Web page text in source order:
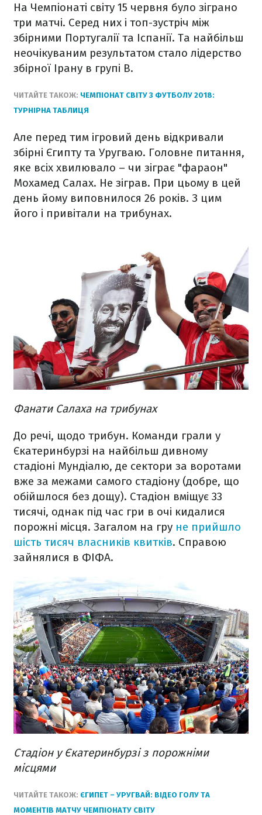
На Чемпіонаті світу 15 червня було зіграно
три матчі. Серед них і топ-зустріч між
збірними Португалії та Іспанії. Та найбільш
неочікуваним результатом стало лідерство
збірної Ірану в групі B.
ЧИТАЙТЕ ТАКОЖ: ЧЕМПІОНАТ СВІТУ З ФУТБОЛУ 2018:
ТУРНІРНА ТАБЛИЦЯ
Але перед тим ігровий день відкривали
збірні Єгипту та Уругваю. Головне питання,
яке всіх хвилювало – чи зіграє "фараон"
Мохамед Салах. Не зіграв. При цьому в цей
день йому виповнилося 26 років. З цим
його і привітали на трибунах.
Фанати Салаха на трибунах
До речі, щодо трибун. Команди грали у
Єкатеринбурзі на найбільш дивному
стадіоні Мундіалю, де сектори за воротами
вже за межами самого стадіону (добре, що
обійшлося без дощу). Стадіон вміщує 33
тисячі, однак під час гри в очі кидалися
порожні місця. Загалом на гру не прийшло
шість тисяч власників квитків. Справою
зайнялися в ФІФА.
Стадіон у Єкатеринбурзі з порожніми
місцями
ЧИТАЙТЕ ТАКОЖ: ЄГИПЕТ – УРУГВАЙ: ВІДЕО ГОЛУ ТА
МОМЕНТІВ МАТЧУ ЧЕМПІОНАТУ СВІТУ